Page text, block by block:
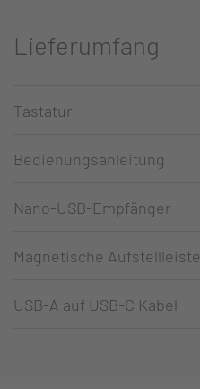
Lieferumfang
Tastatur
Bedienungsanleitung
Nano-USB-Empfänger
Magnetische Aufstellleiste
USB-A auf USB-C Kabel